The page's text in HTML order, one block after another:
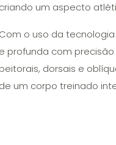
criando um aspecto
Com o uso da tecnologia
e profunda com
peitorais, dorsais e
de um corpo treinado